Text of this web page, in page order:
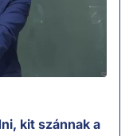
kit szánnak a